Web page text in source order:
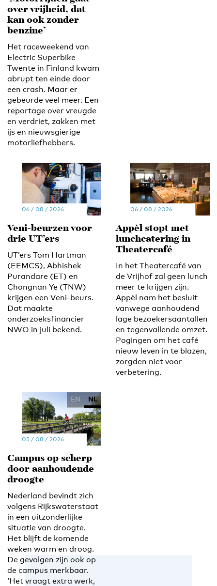
over vrijheid, dat
kan ook zonder
benzine’
Het raceweekend van
Electric Superbike
Twente in Finland kwam
abrupt ten einde door
een crash. Maar er
gebeurde veel meer. Een
reportage over vreugde
en verdriet, zakken met
ijs en nieuwsgierige
motorliefhebbers.
06 / 08 / 2026
Veni-beurzen voor
drie UT’ers
UT’ers Tom Hartman
(EEMCS), Abhishek
Purandare (ET) en
Chongnan Ye (TNW)
krijgen een Veni-beurs.
Dat maakte
onderzoeksfinancier
NWO in juli bekend.
06 / 08 / 2026
Appèl stopt met
lunchcatering in
Theatercafé
In het Theatercafé van
de Vrijhof zal geen lunch
meer te krijgen zijn.
Appèl nam het besluit
vanwege aanhoudend
lage bezoekersaantallen
en tegenvallende omzet.
Pogingen om het café
nieuw leven in te blazen,
zorgden niet voor
verbetering.
EN NL
05 / 08 / 2026
Campus op scherp
door aanhoudende
droogte
Nederland bevindt zich
volgens Rijkswaterstaat
in een uitzonderlijke
situatie van droogte.
Het blijft de komende
weken warm en droog.
De gevolgen zijn ook op
de campus merkbaar.
‘Het vraagt extra werk,